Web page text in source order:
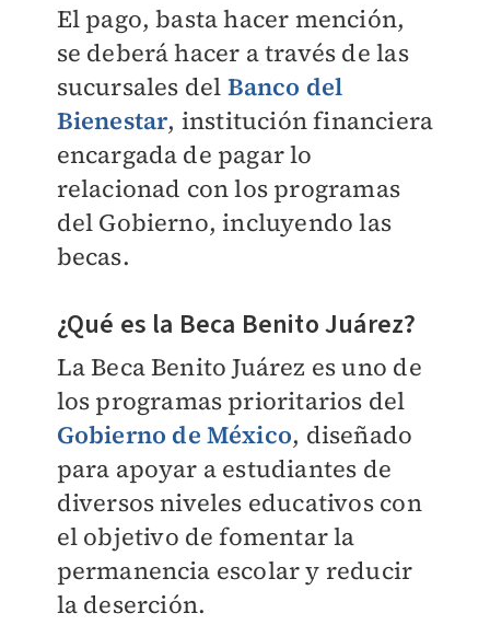
El pago, basta hacer mención,
se deberá hacer a través de las
sucursales del Banco del
Bienestar, institución financiera
encargada de pagar lo
relacionad con los programas
del Gobierno, incluyendo las
becas.
¿Qué es la Beca Benito Juárez?
La Beca Benito Juárez es uno de
los programas prioritarios del
Gobierno de México, diseñado
para apoyar a estudiantes de
diversos niveles educativos con
el objetivo de fomentar la
permanencia escolar y reducir
la deserción.